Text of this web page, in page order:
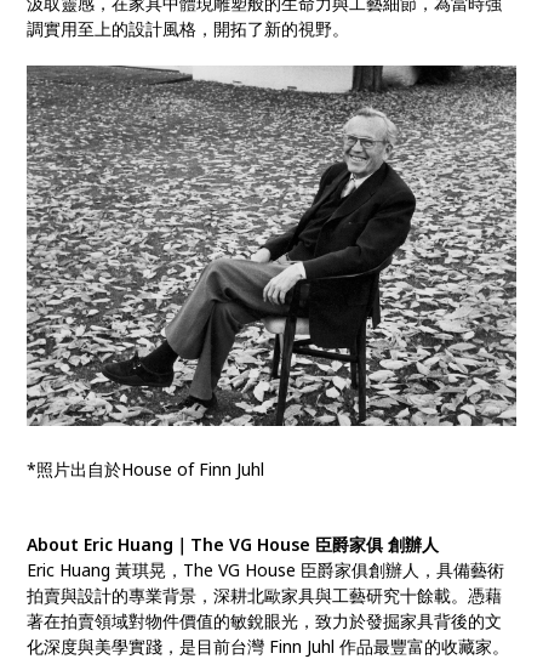
調實用至上的設計風格，開拓了新的視野。
*照片出自於House of Finn Juhl
About Eric Huang｜The VG House 臣爵家俱 創辦人
Eric Huang 黃琪晃，The VG House 臣爵家俱創辦人，具備藝術
拍賣與設計的專業背景，深耕北歐家具與工藝研究十餘載。憑藉
著在拍賣領域對物件價值的敏銳眼光，致力於發掘家具背後的文
化深度與美學實踐，是目前台灣 Finn Juhl 作品最豐富的收藏家。